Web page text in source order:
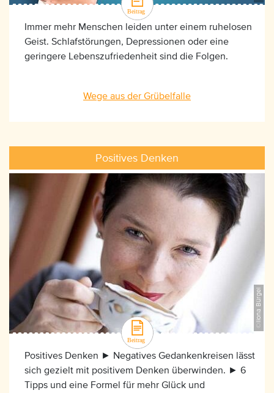
Immer mehr Menschen leiden unter einem ruhelosen
Geist. Schlafstörungen, Depressionen oder eine
geringere Lebenszufriedenheit sind die Folgen.
Wege aus der Grübelfalle
Positives Denken
©Ilona Bürgel
Positives Denken ► Negatives Gedankenkreisen lässt
sich gezielt mit positivem Denken überwinden. ► 6
Tipps und eine Formel für mehr Glück und